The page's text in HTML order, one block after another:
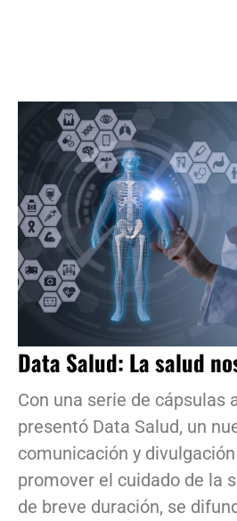
Data Salud: La salud
Con una serie de cápsulas
presentó Data Salud, un
comunicación y
promover el cuidado de la
de breve duración, se